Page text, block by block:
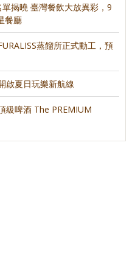
揭曉 臺灣餐飲大放異彩，9
餐廳
蒸餾所正式動工，預
啟夏日玩樂新航線
級啤酒 The PREMIUM